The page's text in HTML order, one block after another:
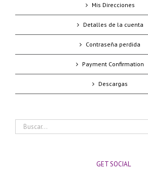
Mis Direcciones
Detalles de la cuenta
Contraseña perdida
Payment Confirmation
Descargas
Buscar:
GET SOCIAL